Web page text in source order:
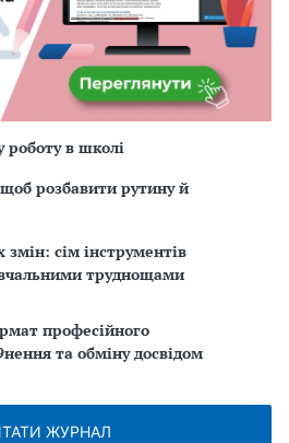
роботу в школі
розбавити рутину й
сім інструментів
труднощами
професійного
та обміну досвідом
ЖУРНАЛ